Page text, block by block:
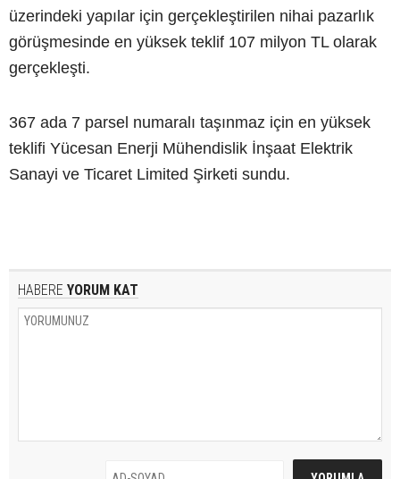
üzerindeki yapılar için gerçekleştirilen nihai pazarlık
görüşmesinde en yüksek teklif 107 milyon TL olarak
gerçekleşti.
367 ada 7 parsel numaralı taşınmaz için en yüksek
teklifi Yücesan Enerji Mühendislik İnşaat Elektrik
Sanayi ve Ticaret Limited Şirketi sundu.
HABERE YORUM KAT